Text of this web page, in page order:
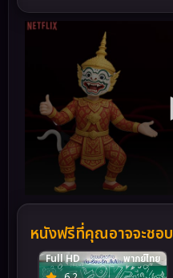
หนังฟรีที่คุณอาจจะชอบ
Full HD พากย์ไทย